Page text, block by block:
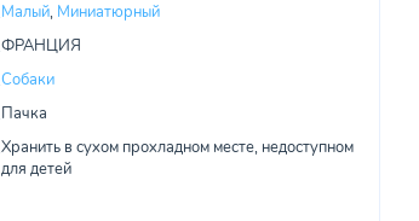
Малый, Миниатюрный
ФРАНЦИЯ
Собаки
Пачка
Хранить в сухом прохладном месте, недоступном
для детей